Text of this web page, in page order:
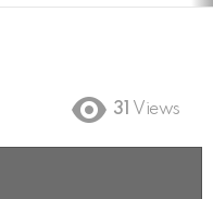
31 Views